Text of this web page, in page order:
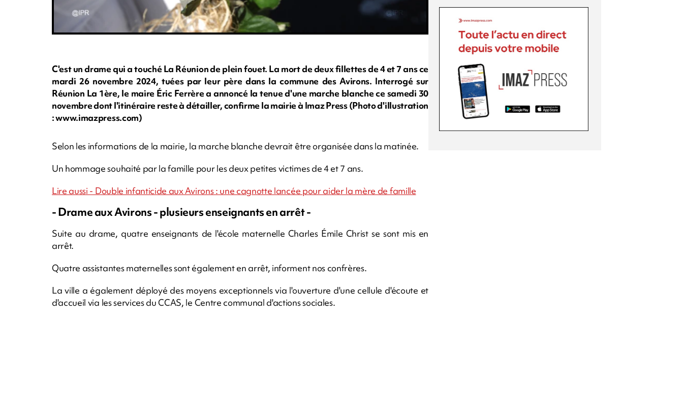
C'est un drame qui a touché La Réunion de plein fouet. La mort de deux fillettes de 4 et 7 ans ce
mardi 26 novembre 2024, tuées par leur père dans la commune des Avirons. Interrogé sur
Réunion La 1ère, le maire Éric Ferrère a annoncé la tenue d'une marche blanche ce samedi 30
novembre dont l'itinéraire reste à détailler, confirme la mairie à Imaz Press (Photo d'illustration
: www.imazpress.com)
Selon les informations de la mairie, la marche blanche devrait être organisée dans la matinée.
Un hommage souhaité par la famille pour les deux petites victimes de 4 et 7 ans.
Lire aussi - Double infanticide aux Avirons : une cagnotte lancée pour aider la mère de famille
- Drame aux Avirons - plusieurs enseignants en arrêt -
Suite au drame, quatre enseignants de l'école maternelle Charles Émile Christ se sont mis en
arrêt.
Quatre assistantes maternelles sont également en arrêt, informent nos confrères.
La ville a également déployé des moyens exceptionnels via l'ouverture d'une cellule d'écoute et
d'accueil via les services du CCAS, le Centre communal d'actions sociales.